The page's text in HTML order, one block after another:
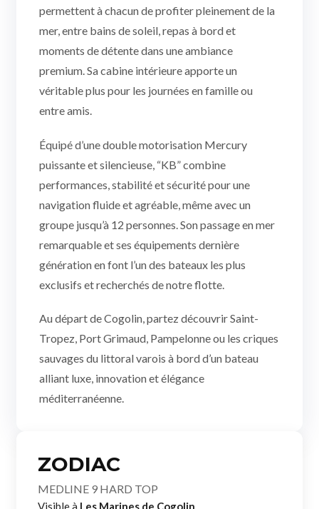
permettent à chacun de profiter pleinement de la
mer, entre bains de soleil, repas à bord et
moments de détente dans une ambiance
premium. Sa cabine intérieure apporte un
véritable plus pour les journées en famille ou
entre amis.
Équipé d’une double motorisation Mercury
puissante et silencieuse, “KB” combine
performances, stabilité et sécurité pour une
navigation fluide et agréable, même avec un
groupe jusqu’à 12 personnes. Son passage en mer
remarquable et ses équipements dernière
génération en font l’un des bateaux les plus
exclusifs et recherchés de notre flotte.
Au départ de Cogolin, partez découvrir Saint-
Tropez, Port Grimaud, Pampelonne ou les criques
sauvages du littoral varois à bord d’un bateau
alliant luxe, innovation et élégance
méditerranéenne.
ZODIAC
MEDLINE 9 HARD TOP
Visible à Les Marines de Cogolin